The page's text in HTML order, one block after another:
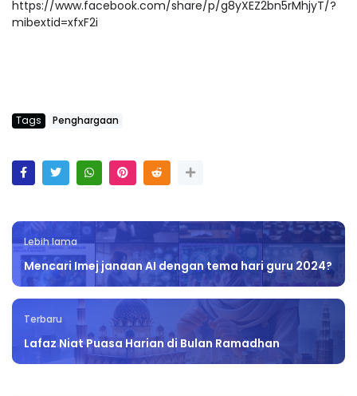
https://www.facebook.com/share/p/g8yXEZ2bn5rMhjyT/?
mibextid=xfxF2i
Tags Penghargaan
Lebih lama
Mencari Imej janaan AI dengan tema hari guru 2024?
Terbaru
Lafaz Niat Puasa Harian di Bulan Ramadhan